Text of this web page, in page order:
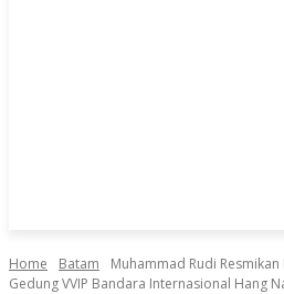
Home Batam
Muhammad Rudi
Gedung VVIP Bandara Internasional Hang